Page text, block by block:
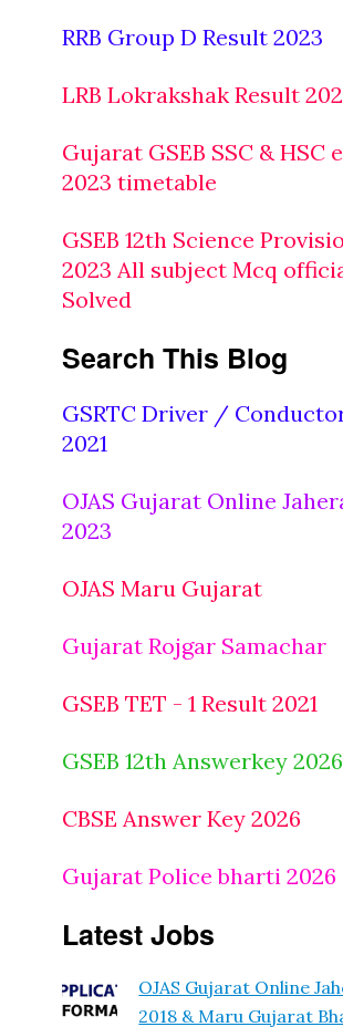
RRB Group D Result 2023
LRB Lokrakshak Result
Gujarat GSEB SSC & HSC
2023 timetable
GSEB 12th Science
2023 All subject Mcq
Solved
Search This Blog
GSRTC Driver /
2021
OJAS Gujarat Online
2023
OJAS Maru Gujarat
Gujarat Rojgar Samachar
GSEB TET - 1 Result 2021
GSEB 12th Answerkey 2026
CBSE Answer Key 2026
Gujarat Police bharti 2026
Latest Jobs
OJAS Gujarat Online
2018 & Maru Gujarat